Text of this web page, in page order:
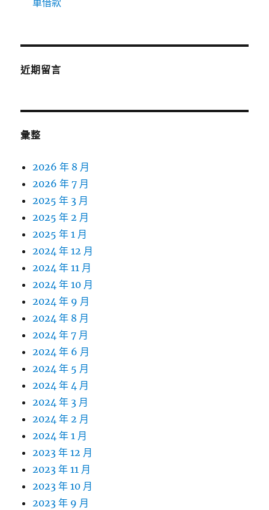
車借款
近期留言
彙整
2026 年 8 月
2026 年 7 月
2025 年 3 月
2025 年 2 月
2025 年 1 月
2024 年 12 月
2024 年 11 月
2024 年 10 月
2024 年 9 月
2024 年 8 月
2024 年 7 月
2024 年 6 月
2024 年 5 月
2024 年 4 月
2024 年 3 月
2024 年 2 月
2024 年 1 月
2023 年 12 月
2023 年 11 月
2023 年 10 月
2023 年 9 月